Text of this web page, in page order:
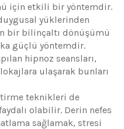
için etkili bir yöntemdir.
yüklerinden
bir bilinçaltı dönüşümü
güçlü yöntemdir.
hipnoz seansları,
ulaşarak bunları
teknikleri de
olabilir. Derin nefes
sağlamak, stresi